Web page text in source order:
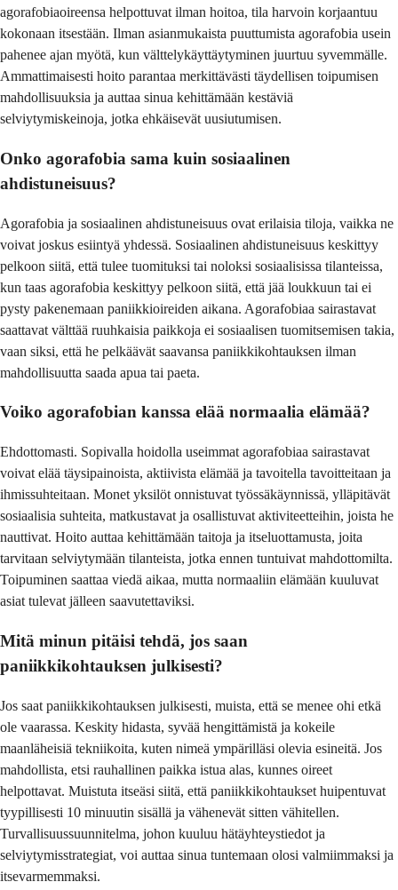
agorafobiaoireensa helpottuvat ilman hoitoa, tila harvoin korjaantuu
kokonaan itsestään. Ilman asianmukaista puuttumista agorafobia usein
pahenee ajan myötä, kun välttelykäyttäytyminen juurtuu syvemmälle.
Ammattimaisesti hoito parantaa merkittävästi täydellisen toipumisen
mahdollisuuksia ja auttaa sinua kehittämään kestäviä
selviytymiskeinoja, jotka ehkäisevät uusiutumisen.
Onko agorafobia sama kuin sosiaalinen
ahdistuneisuus?
Agorafobia ja sosiaalinen ahdistuneisuus ovat erilaisia tiloja, vaikka ne
voivat joskus esiintyä yhdessä. Sosiaalinen ahdistuneisuus keskittyy
pelkoon siitä, että tulee tuomituksi tai noloksi sosiaalisissa tilanteissa,
kun taas agorafobia keskittyy pelkoon siitä, että jää loukkuun tai ei
pysty pakenemaan paniikkioireiden aikana. Agorafobiaa sairastavat
saattavat välttää ruuhkaisia paikkoja ei sosiaalisen tuomitsemisen takia,
vaan siksi, että he pelkäävät saavansa paniikkikohtauksen ilman
mahdollisuutta saada apua tai paeta.
Voiko agorafobian kanssa elää normaalia elämää?
Ehdottomasti. Sopivalla hoidolla useimmat agorafobiaa sairastavat
voivat elää täysipainoista, aktiivista elämää ja tavoitella tavoitteitaan ja
ihmissuhteitaan. Monet yksilöt onnistuvat työssäkäynnissä, ylläpitävät
sosiaalisia suhteita, matkustavat ja osallistuvat aktiviteetteihin, joista he
nauttivat. Hoito auttaa kehittämään taitoja ja itseluottamusta, joita
tarvitaan selviytymään tilanteista, jotka ennen tuntuivat mahdottomilta.
Toipuminen saattaa viedä aikaa, mutta normaaliin elämään kuuluvat
asiat tulevat jälleen saavutettaviksi.
Mitä minun pitäisi tehdä, jos saan
paniikkikohtauksen julkisesti?
Jos saat paniikkikohtauksen julkisesti, muista, että se menee ohi etkä
ole vaarassa. Keskity hidasta, syvää hengittämistä ja kokeile
maanläheisiä tekniikoita, kuten nimeä ympärilläsi olevia esineitä. Jos
mahdollista, etsi rauhallinen paikka istua alas, kunnes oireet
helpottavat. Muistuta itseäsi siitä, että paniikkikohtaukset huipentuvat
tyypillisesti 10 minuutin sisällä ja vähenevät sitten vähitellen.
Turvallisuussuunnitelma, johon kuuluu hätäyhteystiedot ja
selviytymisstrategiat, voi auttaa sinua tuntemaan olosi valmiimmaksi ja
itsevarmemmaksi.